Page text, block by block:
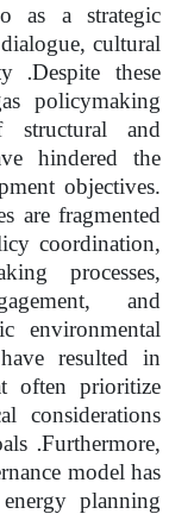
as a strategic
cultural
.Despite these
policymaking
structural and
hindered the
objectives.
are fragmented
coordination,
processes,
and
environmental
have resulted in
often prioritize
considerations
.Furthermore,
model has
planning